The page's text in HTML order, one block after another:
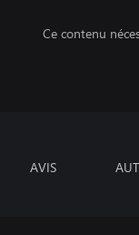
Ce contenu
AVIS